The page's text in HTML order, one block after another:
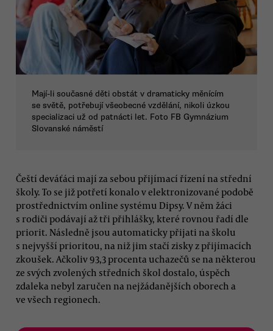
Mají-li současné děti obstát v dramaticky měnícím
se světě, potřebují všeobecné vzdělání, nikoli úzkou
specializaci už od patnácti let. Foto FB Gymnázium
Slovanské náměstí
Čeští deváťáci mají za sebou přijímací řízení na střední
školy. To se již potřetí konalo v elektronizované podobě
prostřednictvím online systému Dipsy. V něm žáci
s rodiči podávají až tři přihlášky, které rovnou řadí dle
priorit. Následně jsou automaticky přijati na školu
s nejvyšší prioritou, na niž jim stačí zisky z přijímacích
zkoušek. Ačkoliv 93,3 procenta uchazečů se na některou
ze svých zvolených středních škol dostalo, úspěch
zdaleka nebyl zaručen na nejžádanějších oborech a
ve všech regionech.